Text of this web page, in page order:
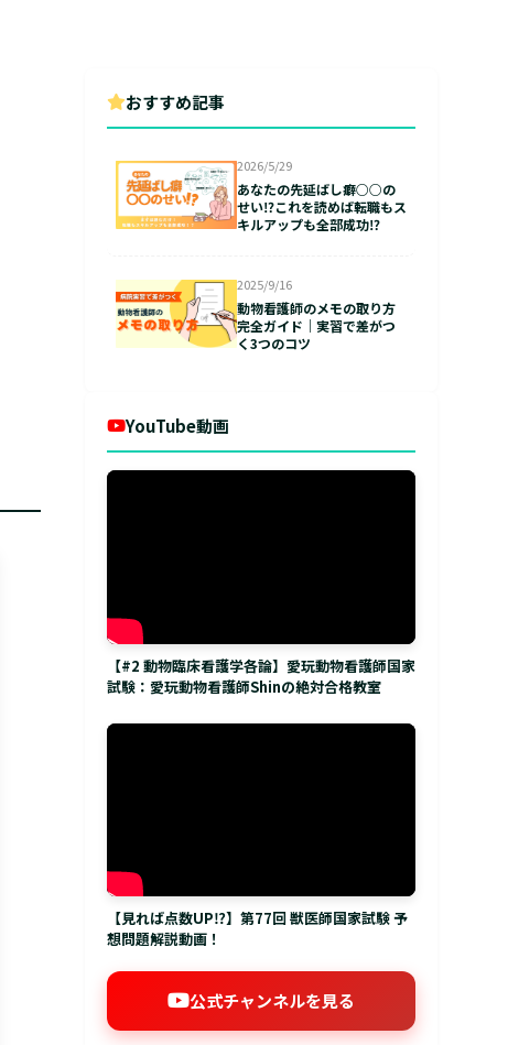
おすすめ記事
2026/5/29
あなたの先延ばし癖○○の
せい⁉これを読めば転職もス
キルアップも全部成功⁉
2025/9/16
動物看護師のメモの取り方
完全ガイド｜実習で差がつ
く3つのコツ
YouTube動画
【#2 動物臨床看護学各論】愛玩動物看護師国家
試験：愛玩動物看護師Shinの絶対合格教室
【見れば点数UP⁉】第77回 獣医師国家試験 予
想問題解説動画！
公式チャンネルを見る